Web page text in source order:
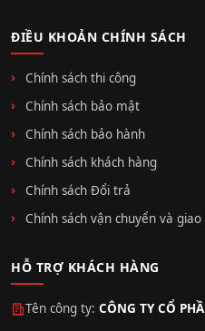
ĐIỀU KHOẢN CHÍNH SÁCH
Chính sách thi công
Chính sách bảo mật
Chính sách bảo hành
Chính sách khách hàng
Chính sách Đổi trả
Chính sách vận chuyển và
HỖ TRỢ KHÁCH HÀNG
Tên công ty: CÔNG TY CỔ